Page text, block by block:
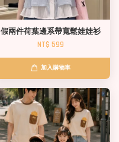
假兩件荷葉邊系帶寬鬆娃娃衫
NT$ 599
加入購物車